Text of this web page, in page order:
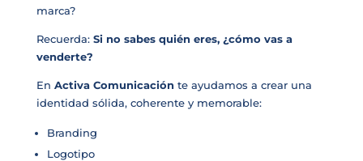
marca?
Recuerda: Si no sabes quién eres, ¿cómo vas a
venderte?
En Activa Comunicación te ayudamos a crear una
identidad sólida, coherente y memorable:
Branding
Logotipo